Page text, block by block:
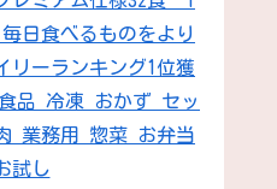
日食べるものをより
リーランキング1位獲
品 冷凍 おかず セッ
業務用 惣菜 お弁当
試し